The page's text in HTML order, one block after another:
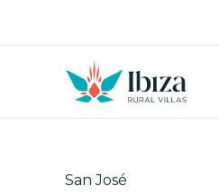
San José